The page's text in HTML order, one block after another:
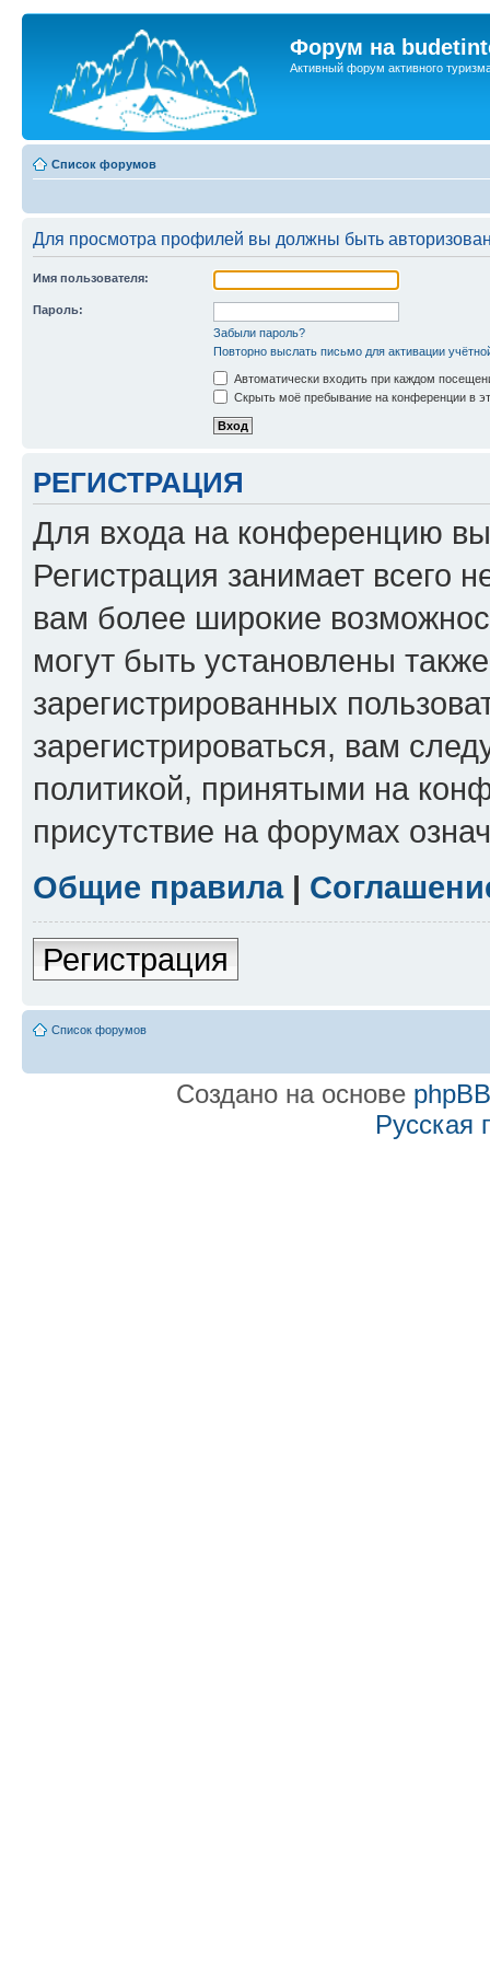
Форум на
Активный форум активного
Список форумов
Для просмотра профилей вы должны быть
Имя пользователя:
Пароль:
Забыли пароль?
Повторно выслать письмо для активации
Автоматически входить при каждом
Скрыть моё пребывание на конференции в
РЕГИСТРАЦИЯ
Для входа на конференцию
Регистрация занимает всего
вам более широкие
могут быть установлены
зарегистрированных
зарегистрироваться, вам
политикой, принятыми на
присутствие на форумах
Общие правила|
Регистрация
Список форумов
Создано на основе phpBB
Русская